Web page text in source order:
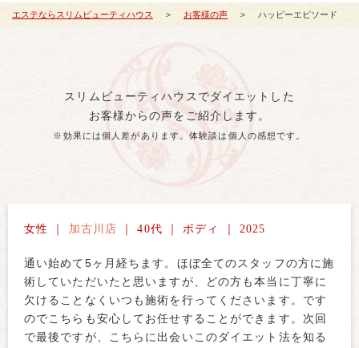
エステならスリムビューティハウス お客様の声 ハッピーエピソード
スリムビューティハウスでダイエットした
お客様からの声をご紹介します。
※効果には個人差があります。体験談は個人の感想です。
女性 ｜ 加古川店 ｜ 40代 ｜ ボディ ｜ 2025
通い始めて5ヶ月経ちます。ほぼ全てのスタッフの方に施
術していただいたと思いますが、どの方も本当に丁寧に
欠けることなくいつも施術を行ってくださいます。です
のでこちらも安心してお任せすることができます。次回
で最後ですが、こちらに出会いこのダイエット法を知る